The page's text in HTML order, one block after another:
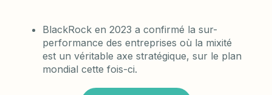
BlackRock en 2023 a confirmé la sur-
performance des entreprises où la mixité
est un véritable axe stratégique, sur le plan
mondial cette fois-ci.